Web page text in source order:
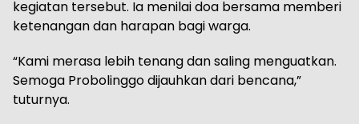
kegiatan tersebut. Ia menilai doa bersama memberi
ketenangan dan harapan bagi warga.
“Kami merasa lebih tenang dan saling menguatkan.
Semoga Probolinggo dijauhkan dari bencana,”
tuturnya.